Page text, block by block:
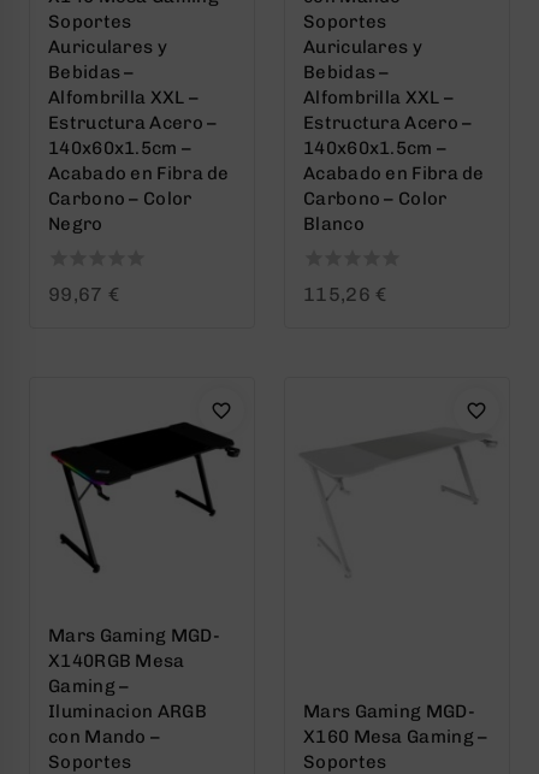
Soportes
Auriculares y
Bebidas –
Alfombrilla XXL –
Estructura Acero –
140x60x1.5cm –
Acabado en Fibra de
Carbono – Color
Negro
0
99,67 €
Soportes
Auriculares y
Bebidas –
Alfombrilla XXL –
Estructura Acero –
140x60x1.5cm –
Acabado en Fibra de
Carbono – Color
Blanco
0115,26 €
Mars Gaming MGD-
X140RGB Mesa
Gaming –
Iluminacion ARGB
con Mando –
Soportes
Mars Gaming MGD-
X160 Mesa Gaming –
Soportes